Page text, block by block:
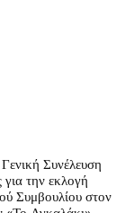
Συνέλευση
για την εκλογή
Συμβουλίου στον